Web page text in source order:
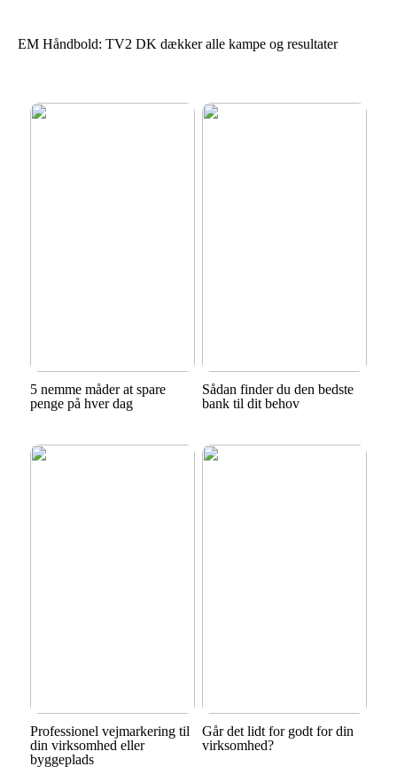
EM Håndbold: TV2 DK dækker alle kampe og resultater
5 nemme måder at spare
penge på hver dag
Sådan finder du den bedste
bank til dit behov
Professionel vejmarkering til
din virksomhed eller
byggeplads
Går det lidt for godt for din
virksomhed?